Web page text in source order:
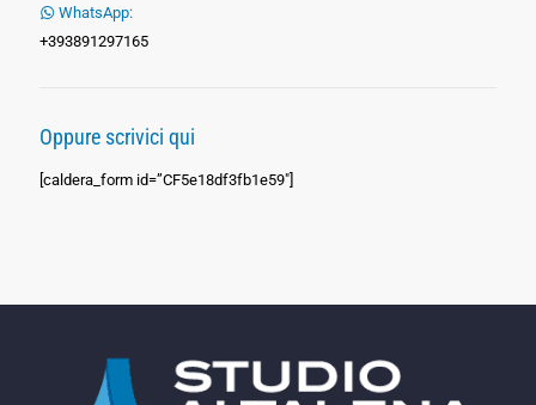
WhatsApp:
+393891297165
Oppure scrivici qui
[caldera_form id=”CF5e18df3fb1e59″]